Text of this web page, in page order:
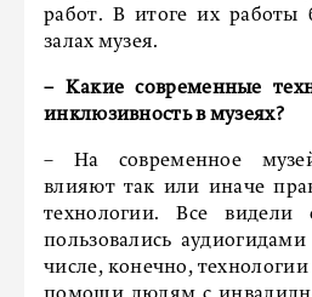
работ. В итоге их работы
залах музея.
– Какие современные
инклюзивность в музеях?
– На современное
влияют так или иначе
технологии. Все видели
пользовались
числе, конечно,